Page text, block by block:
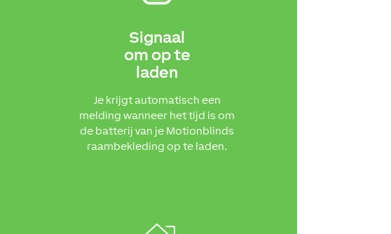
Signaal
om op te
laden
Je krijgt automatisch een
melding wanneer het tijd is om
de batterij van je Motionblinds
raambekleding op te laden.